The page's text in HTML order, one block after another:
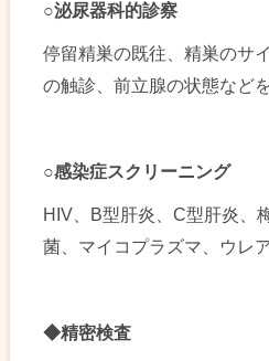
○泌尿器科的診察
停留精巣の既往、精巣のサ
の触診、前立腺の状態など
○感染症スクリーニング
HIV、B型肝炎、C型肝炎、
菌、マイコプラズマ、ウレ
◆精密検査